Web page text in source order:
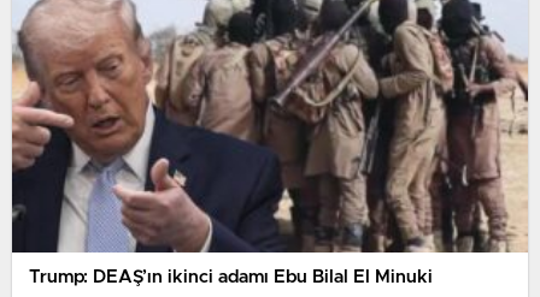
Trump: DEAŞ’ın ikinci adamı Ebu Bilal El Minuki